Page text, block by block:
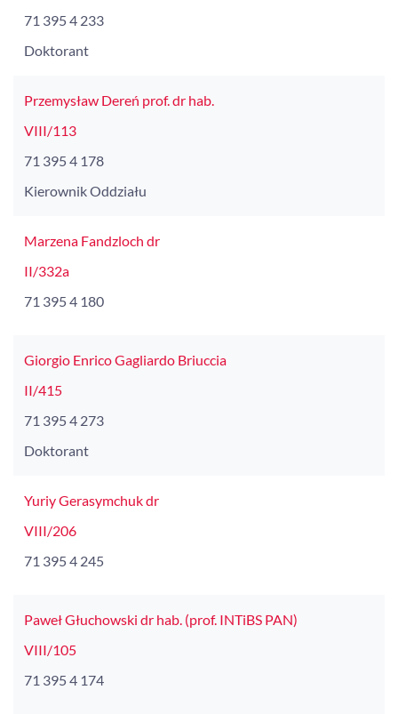
71 395 4 233
Doktorant
Przemysław Dereń prof. dr hab.
VIII/113
71 395 4 178
Kierownik Oddziału
Marzena Fandzloch dr
II/332a
71 395 4 180
Giorgio Enrico Gagliardo Briuccia
II/415
71 395 4 273
Doktorant
Yuriy Gerasymchuk dr
VIII/206
71 395 4 245
Paweł Głuchowski dr hab. (prof. INTiBS PAN)
VIII/105
71 395 4 174